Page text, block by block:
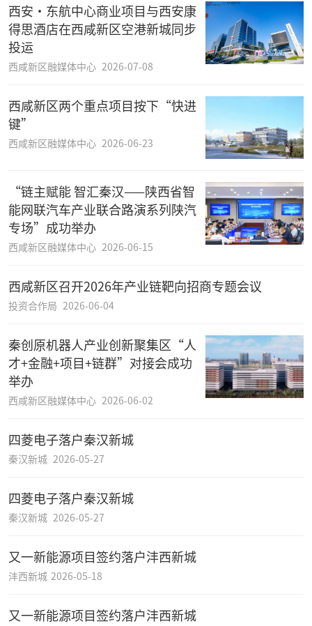
西安·东航中心商业项目与西安康
得思酒店在西咸新区空港新城同步
投运
西咸新区融媒体中心 2026-07-08
西咸新区两个重点项目按下“快进
键”
西咸新区融媒体中心 2026-06-23
“链主赋能 智汇秦汉——陕西省智
能网联汽车产业联合路演系列陕汽
专场”成功举办
西咸新区融媒体中心 2026-06-15
西咸新区召开2026年产业链靶向招商专题会议
投资合作局 2026-06-04
秦创原机器人产业创新聚集区“人
才+金融+项目+链群”对接会成功
举办
西咸新区融媒体中心 2026-06-02
四菱电子落户秦汉新城
秦汉新城 2026-05-27
四菱电子落户秦汉新城
秦汉新城 2026-05-27
又一新能源项目签约落户沣西新城
沣西新城 2026-05-18
又一新能源项目签约落户沣西新城